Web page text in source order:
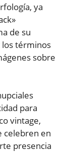
ya
de su
los términos
sobre
para
vintage,
celebren en
presencia